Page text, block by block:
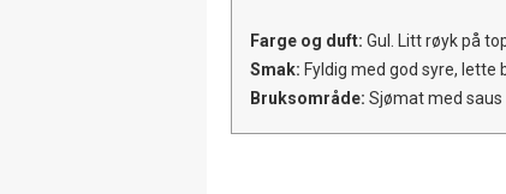
Farge og duft: Gul. Litt røyk på
Smak: Fyldig med god syre,
Bruksområde: Sjømat med saus